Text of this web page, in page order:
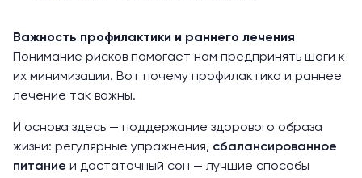
Важность профилактики и раннего лечения
Понимание рисков помогает нам предпринять шаги к
их минимизации. Вот почему профилактика и раннее
лечение так важны.
И основа здесь — поддержание здорового образа
жизни: регулярные упражнения, сбалансированное
питание и достаточный сон — лучшие способы